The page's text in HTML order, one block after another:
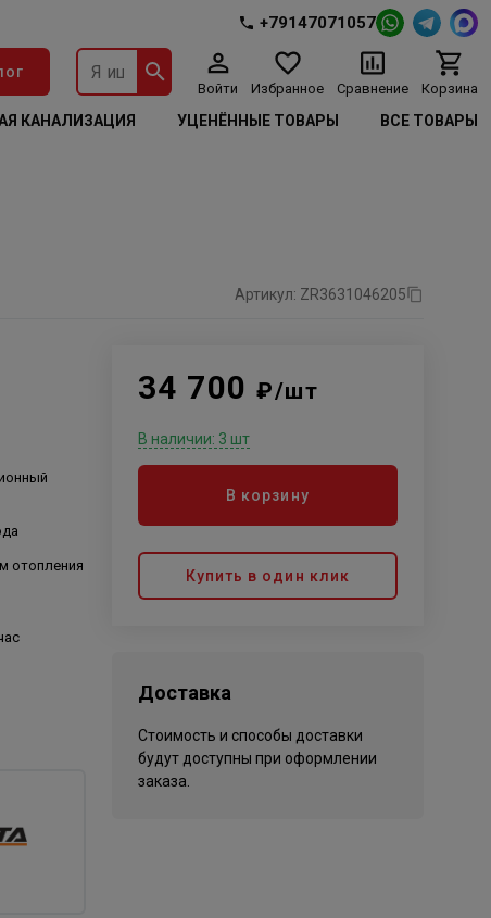
+79147071057
Войти Избранное Сравнение Корзина
КАНАЛИЗАЦИЯ УЦЕНЁННЫЕ ТОВАРЫ ВСЕ ТОВАРЫ
Артикул: ZR3631046205
отопления
34 700₽/шт
В наличии: 3 шт
В корзину
Купить в один клик
Доставка
Стоимость и способы доставки
будут доступны при оформлении
заказа.